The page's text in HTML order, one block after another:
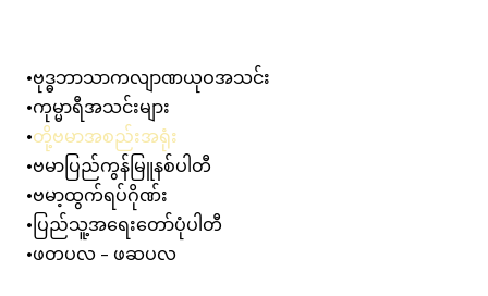
ဗုဒ္ဓဘာသာကလျာဏယုဝအသင်း
ကုမ္မာရီအသင်းများ
တို့ဗမာအစည်းအရုံး
ဗမာပြည်ကွန်မြူနစ်ပါတီ
ဗမာ့ထွက်ရပ်ဂိုဏ်း
ပြည်သူ့အရေးတော်ပုံပါတီ
ဖတပလ - ဖဆပလ